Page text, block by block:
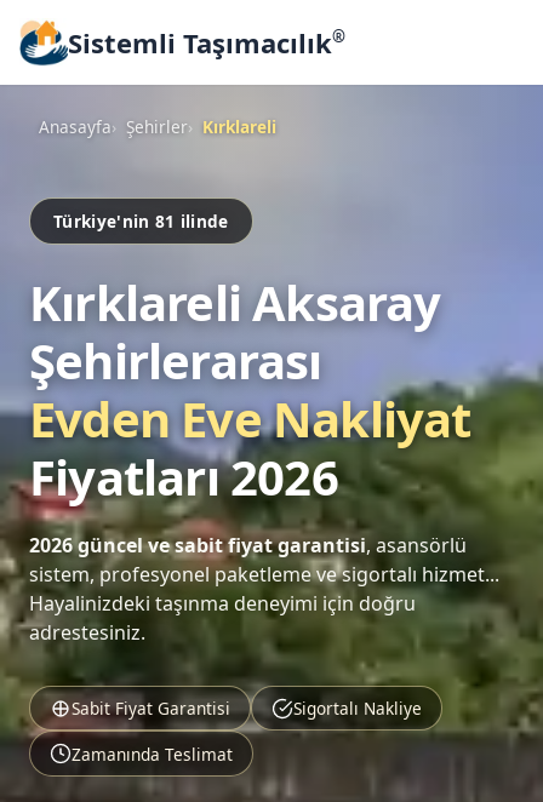
Sistemli Taşımacılık®
Anasayfa Şehirler Kırklareli
Türkiye'nin 81 ilinde
Kırklareli Aksaray
Şehirlerarası
Evden Eve Nakliyat
Fiyatları 2026
2026 güncel ve sabit fiyat garantisi, asansörlü
sistem, profesyonel paketleme ve sigortalı hizmet...
Hayalinizdeki taşınma deneyimi için doğru
adrestesiniz.
Sabit Fiyat Garantisi
Sigortalı Nakliye
Zamanında Teslimat